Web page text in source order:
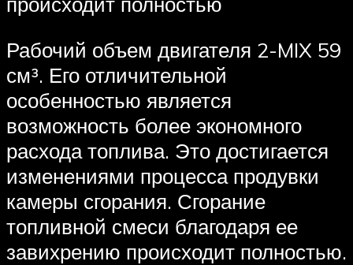
Рабочий объем двигателя 2-MIX 59
см³. Его отличительной
особенностью является
возможность более экономного
расхода топлива. Это достигается
изменениями процесса продувки
камеры сгорания. Сгорание
топливной смеси благодаря ее
завихрению происходит полностью.